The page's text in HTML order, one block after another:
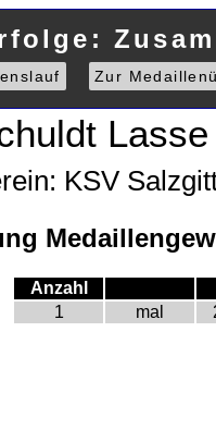
Zur
Lasse
KSV
Anzahl
1
mal